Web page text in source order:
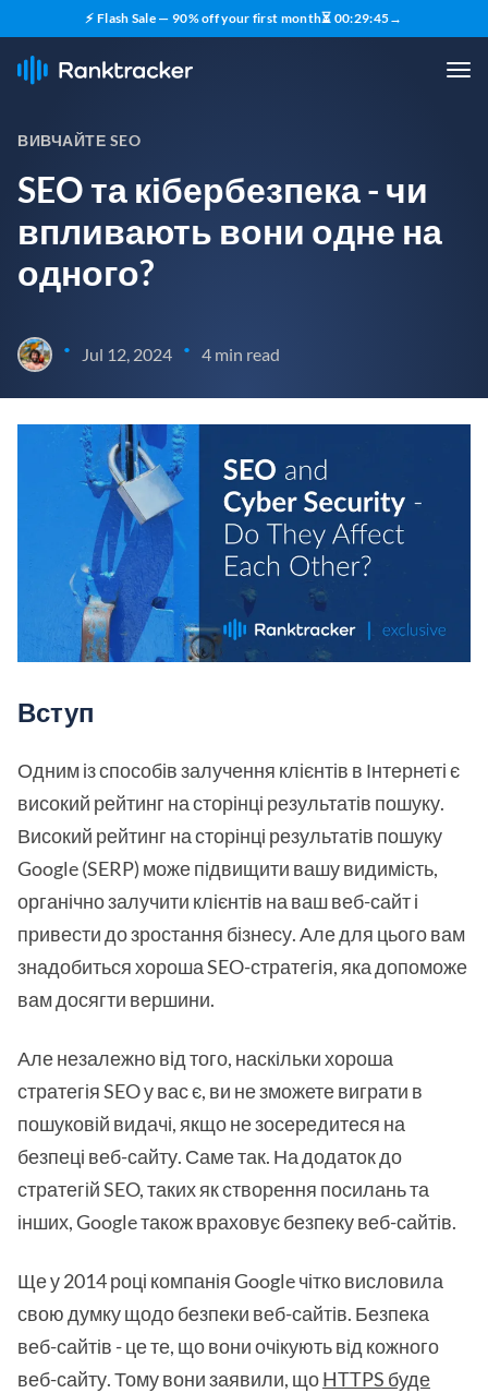
⚡ Flash Sale — 90% off your first month⏳ 00:29:44→
ВИВЧАЙТЕ SEO
SEO та кібербезпека - чи
впливають вони одне на
одного?
• Jul 12, 2024 • 4 min read
Вступ
Одним із способів залучення клієнтів в Інтернеті є
високий рейтинг на сторінці результатів пошуку.
Високий рейтинг на сторінці результатів пошуку
Google (SERP) може підвищити вашу видимість,
органічно залучити клієнтів на ваш веб-сайт і
привести до зростання бізнесу. Але для цього вам
знадобиться хороша SEO-стратегія, яка допоможе
вам досягти вершини.
Але незалежно від того, наскільки хороша
стратегія SEO у вас є, ви не зможете виграти в
пошуковій видачі, якщо не зосередитеся на
безпеці веб-сайту. Саме так. На додаток до
стратегій SEO, таких як створення посилань та
інших, Google також враховує безпеку веб-сайтів.
Ще у 2014 році компанія Google чітко висловила
свою думку щодо безпеки веб-сайтів. Безпека
веб-сайтів - це те, що вони очікують від кожного
веб-сайту. Тому вони заявили, щоHTTPS буде